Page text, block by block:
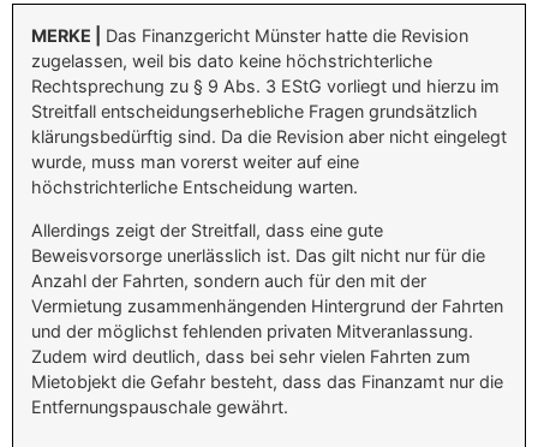
MERKE |
Das Finanzgericht Münster hatte die Revision
zugelassen, weil bis dato keine höchstrichterliche
Rechtsprechung zu § 9 Abs. 3 EStG vorliegt und hierzu im
Streitfall entscheidungserhebliche Fragen grundsätzlich
klärungsbedürftig sind. Da die Revision aber nicht eingelegt
wurde, muss man vorerst weiter auf eine
höchstrichterliche Entscheidung warten.
Allerdings zeigt der Streitfall, dass eine gute
Beweisvorsorge unerlässlich ist. Das gilt nicht nur für die
Anzahl der Fahrten, sondern auch für den mit der
Vermietung zusammenhängenden Hintergrund der Fahrten
und der möglichst fehlenden privaten Mitveranlassung.
Zudem wird deutlich, dass bei sehr vielen Fahrten zum
Mietobjekt die Gefahr besteht, dass das Finanzamt nur die
Entfernungspauschale gewährt.